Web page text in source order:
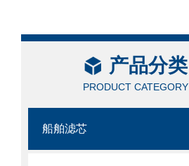
产品分类
PRODUCT CATEGORY
船舶滤芯